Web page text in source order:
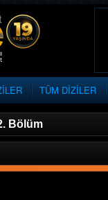
TÜM DİZİLER
Bölüm